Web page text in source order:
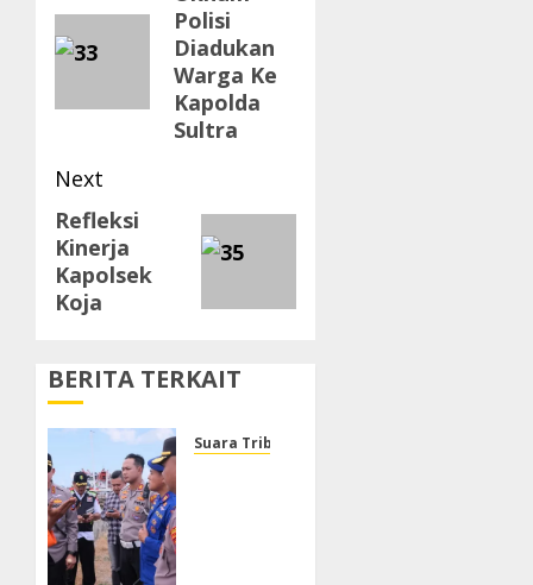
post:
Polisi
Diadukan
Warga Ke
Kapolda
Sultra
Next
Next
post:
Refleksi
Kinerja
Kapolsek
Koja
BERITA TERKAIT
Suara Tribrata